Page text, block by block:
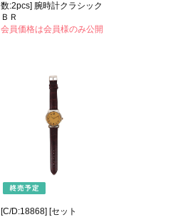
数:2pcs] 腕時計クラシック
ＢＲ
会員価格は会員様のみ公開
[C/D:18868] [セット